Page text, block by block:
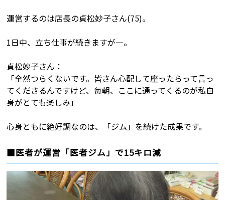
運営するのは店長の貞松妙子さん(75)。
1日中、立ち仕事が続きますが―。
貞松妙子さん：
「全然つらくないです。皆さん心配して座ったらって言っ
てくださるんですけど、毎朝、ここに通ってくるのが私自
身がとても楽しみ」
心身ともに絶好調なのは、「ジム」を続けた成果です。
■医者が運営「医者ジム」で15キロ減